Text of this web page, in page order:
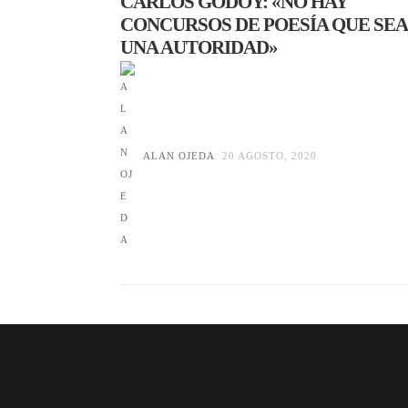
CONCURSOS DE POESÍA QUE
UNA AUTORIDAD»
ALAN OJEDA 20 AGOSTO, 2020